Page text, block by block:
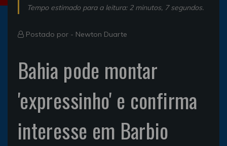
Tempo estimado para a leitura: 2 minutos, 7 segundos.
Postado por - Newton Duarte
Bahia pode montar
'expressinho' e confirma
interesse em Barbio